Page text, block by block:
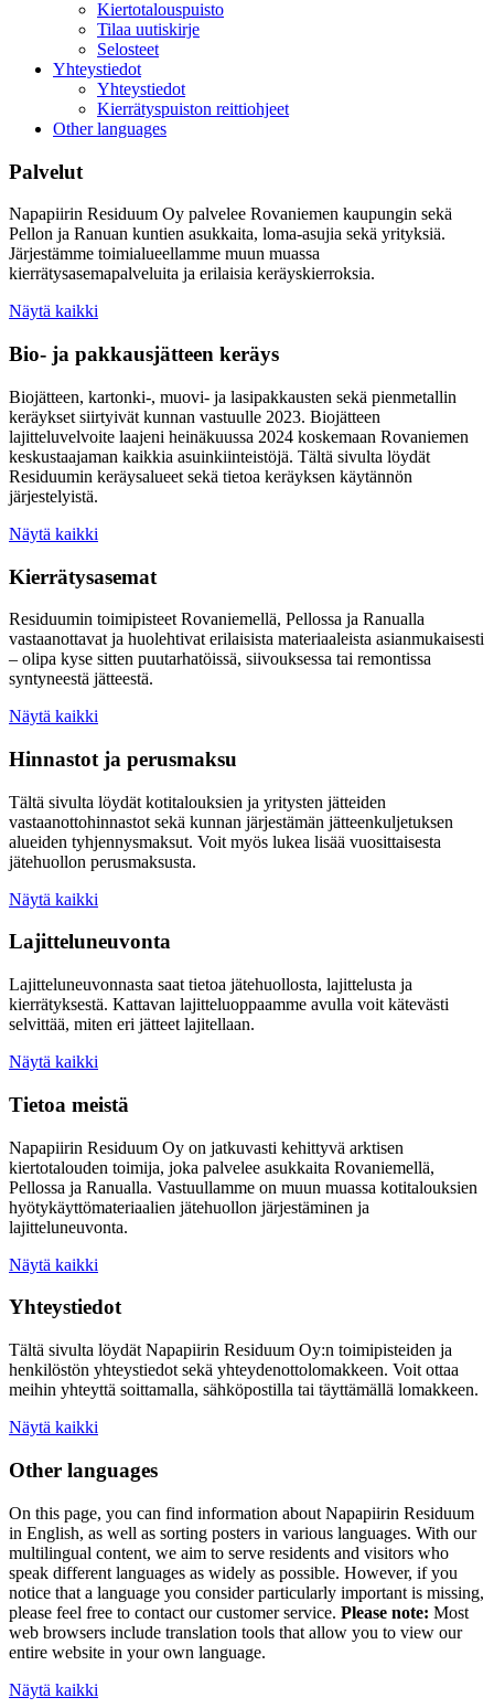
Kiertotalouspuisto
Tilaa uutiskirje
Selosteet
Yhteystiedot
Yhteystiedot
Kierrätyspuiston reittiohjeet
Other languages
Palvelut
Napapiirin Residuum Oy palvelee Rovaniemen kaupungin sekä
Pellon ja Ranuan kuntien asukkaita, loma-asujia sekä yrityksiä.
Järjestämme toimialueellamme muun muassa
kierrätysasemapalveluita ja erilaisia keräyskierroksia.
Näytä kaikki
Bio- ja pakkausjätteen keräys
Biojätteen, kartonki-, muovi- ja lasipakkausten sekä pienmetallin
keräykset siirtyivät kunnan vastuulle 2023. Biojätteen
lajitteluvelvoite laajeni heinäkuussa 2024 koskemaan Rovaniemen
keskustaajaman kaikkia asuinkiinteistöjä. Tältä sivulta löydät
Residuumin keräysalueet sekä tietoa keräyksen käytännön
järjestelyistä.
Näytä kaikki
Kierrätysasemat
Residuumin toimipisteet Rovaniemellä, Pellossa ja Ranualla
vastaanottavat ja huolehtivat erilaisista materiaaleista asianmukaisesti
– olipa kyse sitten puutarhatöissä, siivouksessa tai remontissa
syntyneestä jätteestä.
Näytä kaikki
Hinnastot ja perusmaksu
Tältä sivulta löydät kotitalouksien ja yritysten jätteiden
vastaanottohinnastot sekä kunnan järjestämän jätteenkuljetuksen
alueiden tyhjennysmaksut. Voit myös lukea lisää vuosittaisesta
jätehuollon perusmaksusta.
Näytä kaikki
Lajitteluneuvonta
Lajitteluneuvonnasta saat tietoa jätehuollosta, lajittelusta ja
kierrätyksestä. Kattavan lajitteluoppaamme avulla voit kätevästi
selvittää, miten eri jätteet lajitellaan.
Näytä kaikki
Tietoa meistä
Napapiirin Residuum Oy on jatkuvasti kehittyvä arktisen
kiertotalouden toimija, joka palvelee asukkaita Rovaniemellä,
Pellossa ja Ranualla. Vastuullamme on muun muassa kotitalouksien
hyötykäyttömateriaalien jätehuollon järjestäminen ja
lajitteluneuvonta.
Näytä kaikki
Yhteystiedot
Tältä sivulta löydät Napapiirin Residuum Oy:n toimipisteiden ja
henkilöstön yhteystiedot sekä yhteydenottolomakkeen. Voit ottaa
meihin yhteyttä soittamalla, sähköpostilla tai täyttämällä lomakkeen.
Näytä kaikki
Other languages
On this page, you can find information about Napapiirin Residuum
in English, as well as sorting posters in various languages. With our
multilingual content, we aim to serve residents and visitors who
speak different languages as widely as possible. However, if you
notice that a language you consider particularly important is missing,
please feel free to contact our customer service. Please note: Most
web browsers include translation tools that allow you to view our
entire website in your own language.
Näytä kaikki